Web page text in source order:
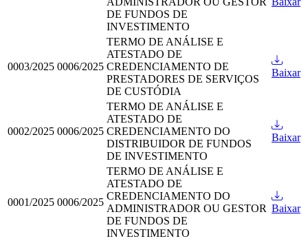
DE FUNDOS DE
INVESTIMENTO
0003/2025 0006/2025
TERMO DE ANÁLISE E
ATESTADO DE
CREDENCIAMENTO DE
PRESTADORES DE SERVIÇOS
DE CUSTÓDIA
Baixar
0002/2025 0006/2025
TERMO DE ANÁLISE E
ATESTADO DE
CREDENCIAMENTO DO
DISTRIBUIDOR DE FUNDOS
DE INVESTIMENTO
Baixar
0001/2025 0006/2025
TERMO DE ANÁLISE E
ATESTADO DE
CREDENCIAMENTO DO
ADMINISTRADOR OU GESTOR
DE FUNDOS DE
INVESTIMENTO
Baixar